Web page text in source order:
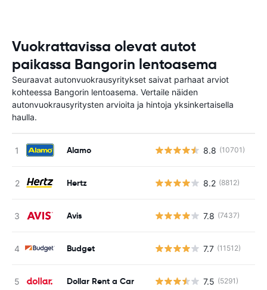
Vuokrattavissa olevat autot
paikassa Bangorin lentoasema
Seuraavat autonvuokrausyritykset saivat parhaat arviot
kohteessa Bangorin lentoasema. Vertaile näiden
autonvuokrausyritysten arvioita ja hintoja yksinkertaisella
haulla.
Alamo 8.8 (10701)
Hertz 8.2 (8812)
Avis 7.8 (7437)
Budget 7.7 (11512)
Dollar Rent a Car 7.5 (5291)